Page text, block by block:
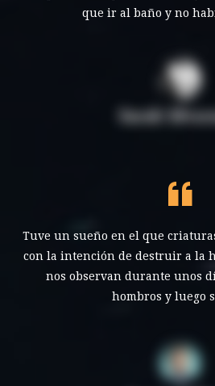
que ir al baño y no
Tuve un sueño en el que
con la intención de destruir a la
nos observan durante unos
hombros y luego